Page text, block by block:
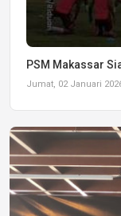
PSM Makassar
Jumat, 02 Januari